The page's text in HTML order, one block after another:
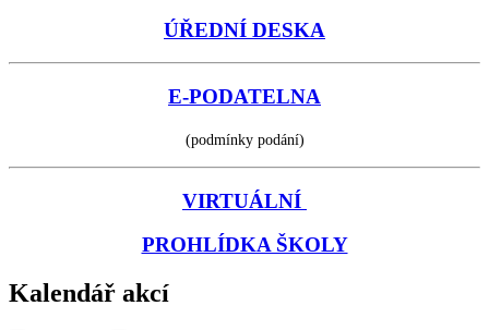
ÚŘEDNÍ DESKA
E-PODATELNA
(podmínky podání)
VIRTUÁLNÍ
PROHLÍDKA ŠKOLY
Kalendář akcí